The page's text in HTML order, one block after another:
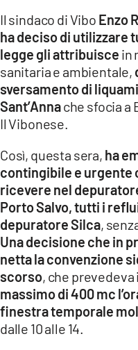
LACONAIR.IT
LACITYMAG.IT
ILREGGINO.IT
COSENZACHANNEL.IT
ILVIBONESE.IT
CATANZAROCHANNEL.IT
LACAPITALENEWS.IT
ANDROID
APPLE
Il sindaco di Vibo Enzo
ha deciso di utilizzare
legge gli attribuisce in
sanitaria e ambientale,
sversamento di
Sant’Annache sfocia a
Il Vibonese.
Così, questa sera, ha
contingibile e urgente
ricevere nel
Porto Salvo, tutti i
depuratore Silca,
Una decisione che in
netta la convenzione
scorso, che
massimo di 400 mc
finestra temporale
dalle 10 alle 14.